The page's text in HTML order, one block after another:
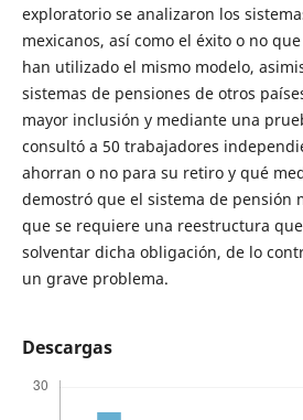
exploratorio se analizaron los
mexicanos, así como el éxito o no
han utilizado el mismo modelo,
sistemas de pensiones de otros
mayor inclusión y mediante una
consultó a 50 trabajadores
ahorran o no para su retiro y qué
demostró que el sistema de pensión
que se requiere una reestructura
solventar dicha obligación, de lo
un grave problema.
Descargas